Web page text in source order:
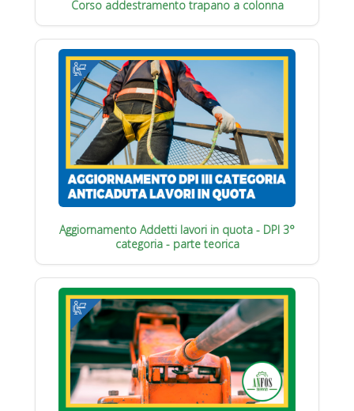
Corso addestramento trapano a colonna
Aggiornamento Addetti lavori in quota - DPI 3°
categoria - parte teorica